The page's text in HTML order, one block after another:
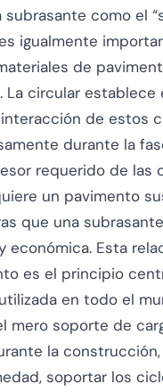
subrasante como el
igualmente
de
circular
de estos
durante la
requerido de las
un pavimento
que una
Esta
es el principio
en todo el
mero soporte de
la
soportar los